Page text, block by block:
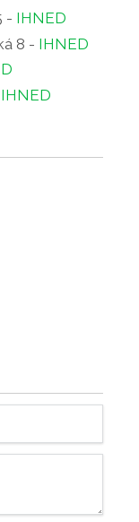
- IHNED
8 - IHNED
IHNED